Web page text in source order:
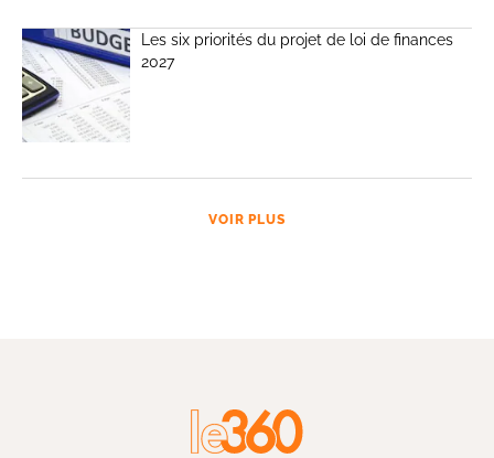
Les six priorités du projet de loi de finances
2027
VOIR PLUS